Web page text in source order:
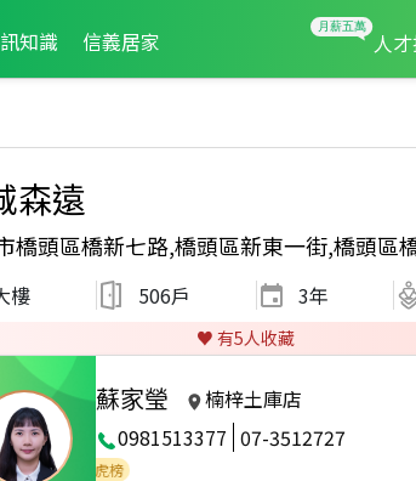
知識 信義居家 人
森遠
橋頭區橋新七路,橋頭區新東一街,橋頭區
樓 506戶 3年
♥️ 有5人收藏
蘇家瑩
楠梓土庫店
0981513377 07-3512727
5月龍虎榜